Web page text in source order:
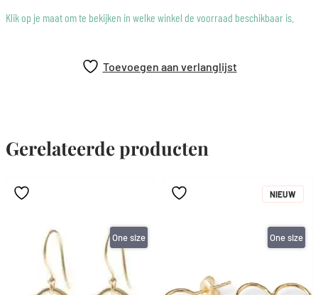
iets anders uitzien dan op de foto.
Klik op je maat om te bekijken in welke winkel de voorraad beschikbaar is.
Toevoegen aan verlanglijst
Gerelateerde producten
One size
NIEUW
One size